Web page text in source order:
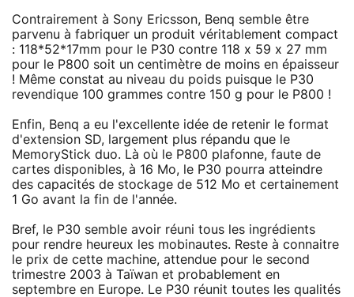
Contrairement à Sony Ericsson, Benq semble être
parvenu à fabriquer un produit véritablement compact
: 118*52*17mm pour le P30 contre 118 x 59 x 27 mm
pour le P800 soit un centimètre de moins en épaisseur
! Même constat au niveau du poids puisque le P30
revendique 100 grammes contre 150 g pour le P800 !
Enfin, Benq a eu l'excellente idée de retenir le format
d'extension SD, largement plus répandu que le
MemoryStick duo. Là où le P800 plafonne, faute de
cartes disponibles, à 16 Mo, le P30 pourra atteindre
des capacités de stockage de 512 Mo et certainement
1 Go avant la fin de l'année.
Bref, le P30 semble avoir réuni tous les ingrédients
pour rendre heureux les mobinautes. Reste à connaitre
le prix de cette machine, attendue pour le second
trimestre 2003 à Taïwan et probablement en
septembre en Europe. Le P30 réunit toutes les qualités